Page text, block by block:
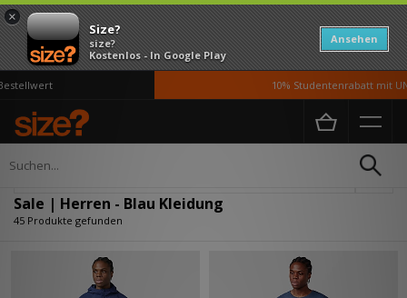
×
Size?
size?
Kostenlos - In Google Play
Ansehen
10% Studentenrabatt mit UNiDAYS*
Home Herren
Sale | Herren - Blau Kleidung
45 Produkte gefunden